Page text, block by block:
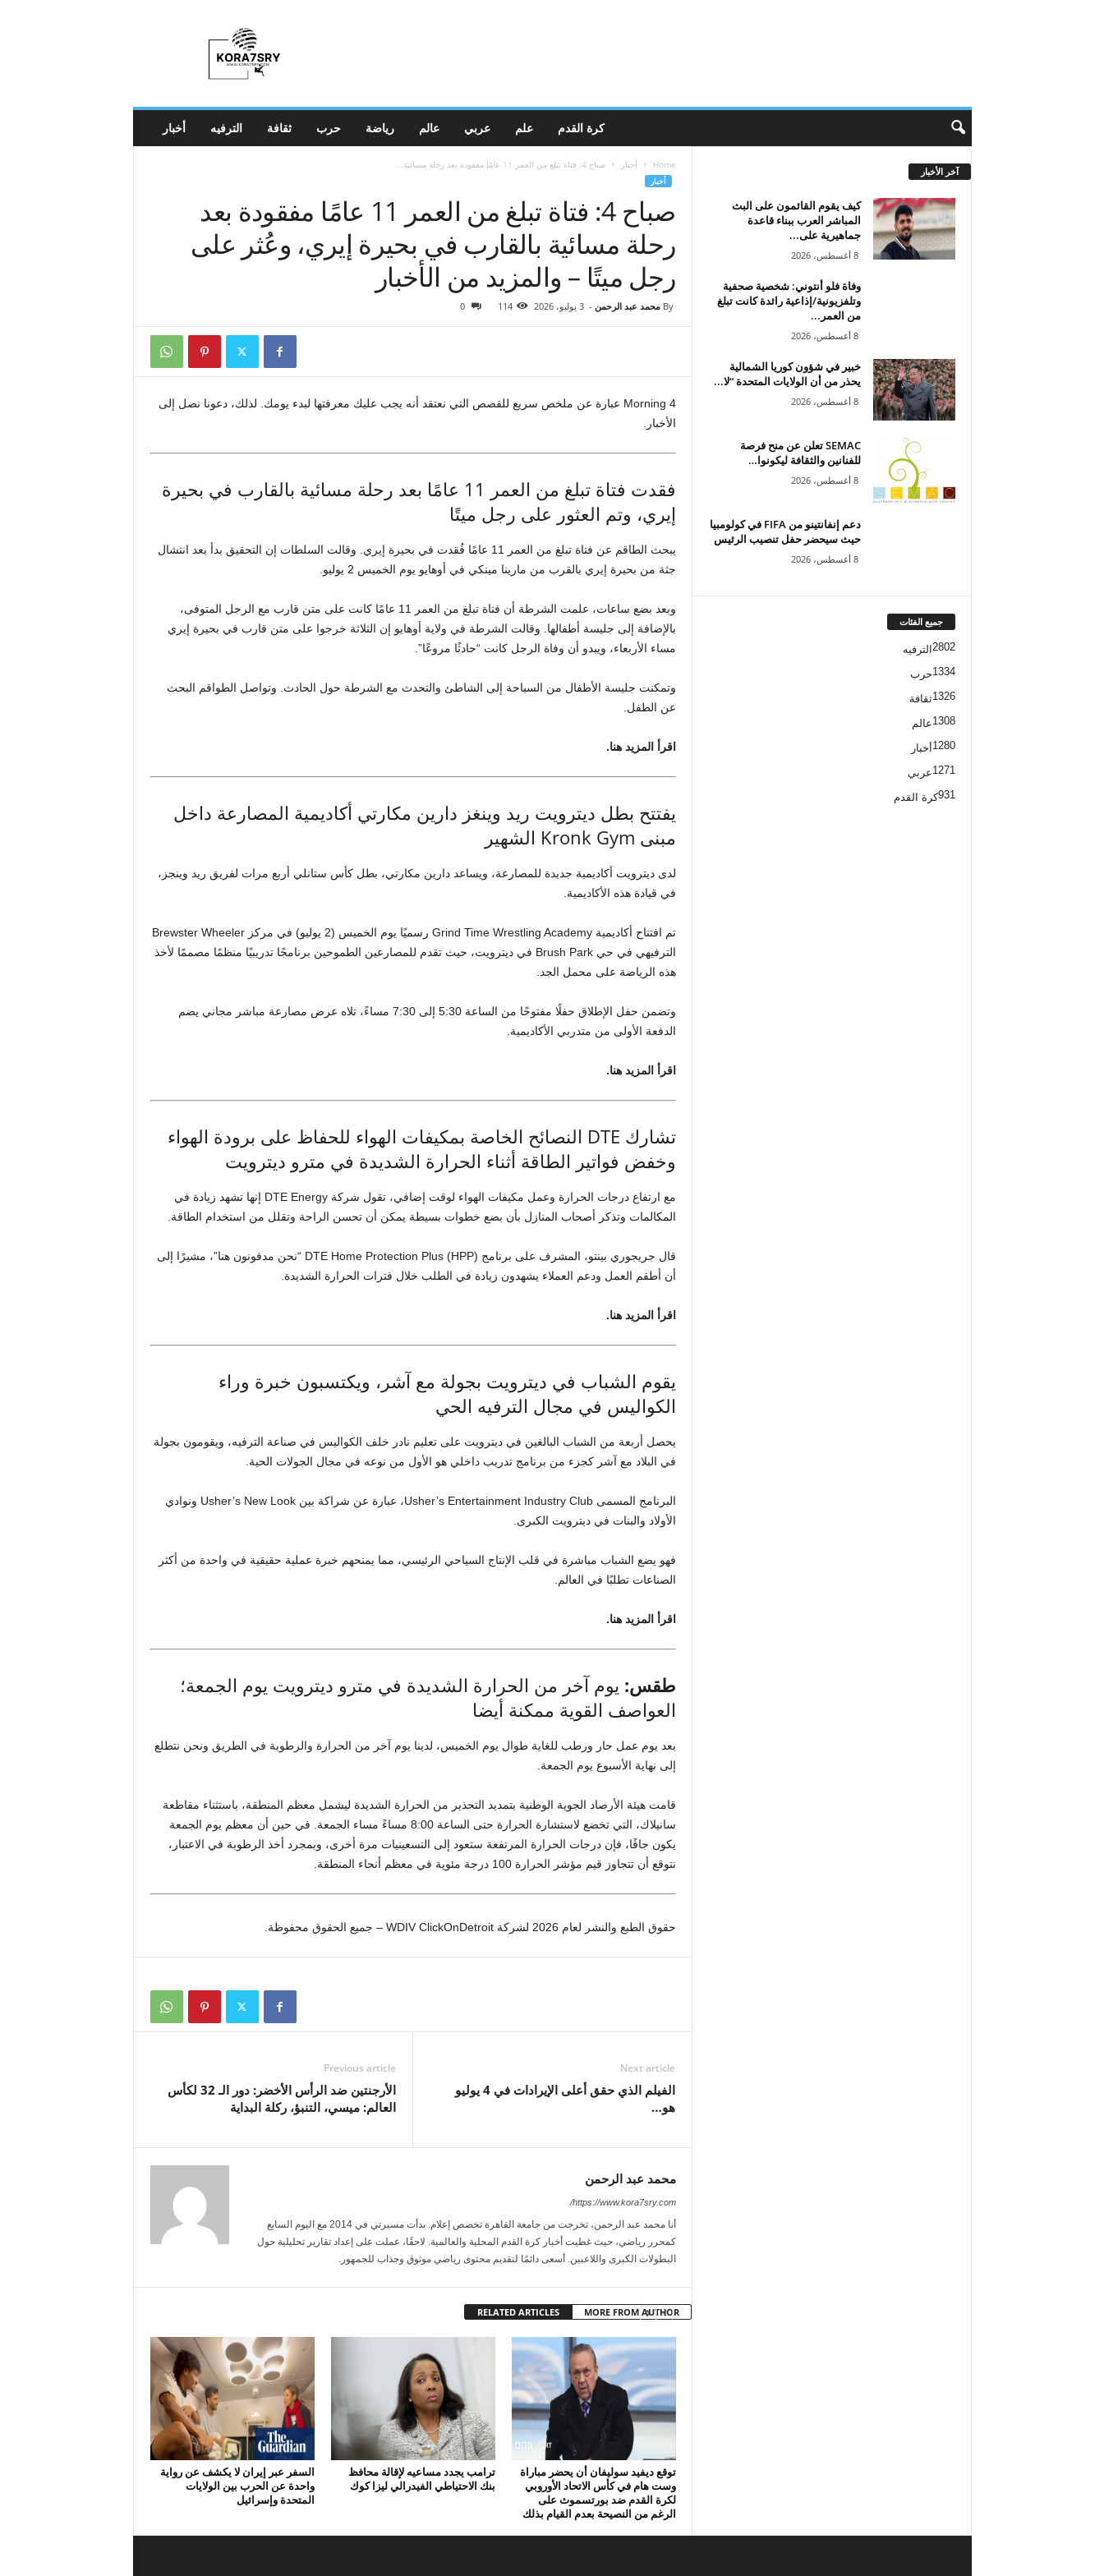
أخبار الترفيه ثقافة حرب رياضة عالم عربي علم كرة القدم
Home أخبار صباح 4: فتاة تبلغ من العمر 11 عامًا مفقودة بعد رحلة مسائية...
أخبار
صباح 4: فتاة تبلغ من العمر 11 عامًا مفقودة بعد
رحلة مسائية بالقارب في بحيرة إيري، وعُثر على
رجل ميتًا – والمزيد من الأخبار
By محمد عبد الرحمن - 3 يوليو، 2026 114
0
Morning 4 عبارة عن ملخص سريع للقصص التي نعتقد أنه يجب عليك معرفتها لبدء يومك. لذلك، دعونا نصل إلى
الأخبار.
فقدت فتاة تبلغ من العمر 11 عامًا بعد رحلة مسائية بالقارب في بحيرة
إيري، وتم العثور على رجل ميتًا
يبحث الطاقم عن فتاة تبلغ من العمر 11 عامًا فُقدت في بحيرة إيري. وقالت السلطات إن التحقيق بدأ بعد انتشال
جثة من بحيرة إيري بالقرب من مارينا مينكي في أوهايو يوم الخميس 2 يوليو.
وبعد بضع ساعات، علمت الشرطة أن فتاة تبلغ من العمر 11 عامًا كانت على متن قارب مع الرجل المتوفى،
بالإضافة إلى جليسة أطفالها. وقالت الشرطة في ولاية أوهايو إن الثلاثة خرجوا على متن قارب في بحيرة إيري
مساء الأربعاء، ويبدو أن وفاة الرجل كانت “حادثًا مروعًا”.
وتمكنت جليسة الأطفال من السباحة إلى الشاطئ والتحدث مع الشرطة حول الحادث. وتواصل الطواقم البحث
عن الطفل.
اقرأ المزيد هنا.
يفتتح بطل ديترويت ريد وينغز دارين مكارتي أكاديمية المصارعة داخل
مبنى Kronk Gym الشهير
لدى ديترويت أكاديمية جديدة للمصارعة، ويساعد دارين مكارتي، بطل كأس ستانلي أربع مرات لفريق ريد وينجز،
في قيادة هذه الأكاديمية.
تم افتتاح أكاديمية Grind Time Wrestling Academy رسميًا يوم الخميس (2 يوليو) في مركز Brewster Wheeler
الترفيهي في حي Brush Park في ديترويت، حيث تقدم للمصارعين الطموحين برنامجًا تدريبيًا منظمًا مصممًا لأخذ
هذه الرياضة على محمل الجد.
وتضمن حفل الإطلاق حفلًا مفتوحًا من الساعة 5:30 إلى 7:30 مساءً، تلاه عرض مصارعة مباشر مجاني يضم
الدفعة الأولى من متدربي الأكاديمية.
اقرأ المزيد هنا.
تشارك DTE النصائح الخاصة بمكيفات الهواء للحفاظ على برودة الهواء
وخفض فواتير الطاقة أثناء الحرارة الشديدة في مترو ديترويت
مع ارتفاع درجات الحرارة وعمل مكيفات الهواء لوقت إضافي، تقول شركة DTE Energy إنها تشهد زيادة في
المكالمات وتذكر أصحاب المنازل بأن بضع خطوات بسيطة يمكن أن تحسن الراحة وتقلل من استخدام الطاقة.
قال جريجوري بينتو، المشرف على برنامج DTE Home Protection Plus (HPP) “نحن مدفونون هنا”، مشيرًا إلى
أن أطقم العمل ودعم العملاء يشهدون زيادة في الطلب خلال فترات الحرارة الشديدة.
اقرأ المزيد هنا.
يقوم الشباب في ديترويت بجولة مع آشر، ويكتسبون خبرة وراء
الكواليس في مجال الترفيه الحي
يحصل أربعة من الشباب البالغين في ديترويت على تعليم نادر خلف الكواليس في صناعة الترفيه، ويقومون بجولة
في البلاد مع آشر كجزء من برنامج تدريب داخلي هو الأول من نوعه في مجال الجولات الحية.
البرنامج المسمى Usher’s Entertainment Industry Club، عبارة عن شراكة بين Usher’s New Look ونوادي
الأولاد والبنات في ديترويت الكبرى.
فهو يضع الشباب مباشرة في قلب الإنتاج السياحي الرئيسي، مما يمنحهم خبرة عملية حقيقية في واحدة من أكثر
الصناعات تطلبًا في العالم.
اقرأ المزيد هنا.
طقس: يوم آخر من الحرارة الشديدة في مترو ديترويت يوم الجمعة؛
العواصف القوية ممكنة أيضا
بعد يوم عمل حار ورطب للغاية طوال يوم الخميس، لدينا يوم آخر من الحرارة والرطوبة في الطريق ونحن نتطلع
إلى نهاية الأسبوع يوم الجمعة.
قامت هيئة الأرصاد الجوية الوطنية بتمديد التحذير من الحرارة الشديدة ليشمل معظم المنطقة، باستثناء مقاطعة
سانيلاك، التي تخضع لاستشارة الحرارة حتى الساعة 8:00 مساءً مساء الجمعة. في حين أن معظم يوم الجمعة
يكون جافًا، فإن درجات الحرارة المرتفعة ستعود إلى التسعينيات مرة أخرى، وبمجرد أخذ الرطوبة في الاعتبار،
نتوقع أن تتجاوز قيم مؤشر الحرارة 100 درجة مئوية في معظم أنحاء المنطقة.
حقوق الطبع والنشر لعام 2026 لشركة WDIV ClickOnDetroit – جميع الحقوق محفوظة.
Previous article
الأرجنتين ضد الرأس الأخضر: دور الـ 32 لكأس
العالم: ميسي، التنبؤ، ركلة البداية
Next article
الفيلم الذي حقق أعلى الإيرادات في 4 يوليو
هو…
محمد عبد الرحمن
https://www.kora7sry.com/
أنا محمد عبد الرحمن، تخرجت من جامعة القاهرة تخصص إعلام. بدأت مسيرتي في 2014 مع اليوم السابع
كمحرر رياضي، حيث غطيت أخبار كرة القدم المحلية والعالمية. لاحقًا، عملت على إعداد تقارير تحليلية حول
البطولات الكبرى واللاعبين. أسعى دائمًا لتقديم محتوى رياضي موثوق وجذاب للجمهور.
RELATED ARTICLES MORE FROM AUTHOR
السفر عبر إيران لا يكشف عن رواية
واحدة عن الحرب بين الولايات
المتحدة وإسرائيل
ترامب يجدد مساعيه لإقالة محافظ
بنك الاحتياطي الفيدرالي ليزا كوك
توقع ديفيد سوليفان أن يحضر مباراة
وست هام في كأس الاتحاد الأوروبي
لكرة القدم ضد بورتسموث على
الرغم من النصيحة بعدم القيام بذلك
آخر الأخبار
كيف يقوم القائمون على البث
المباشر العرب ببناء قاعدة
جماهيرية على...
8 أغسطس، 2026
وفاة فلو أنتوني: شخصية صحفية
وتلفزيونية/إذاعية رائدة كانت تبلغ
من العمر...
8 أغسطس، 2026
خبير في شؤون كوريا الشمالية
يحذر من أن الولايات المتحدة “لا...
8 أغسطس، 2026
SEMAC تعلن عن منح فرصة
للفنانين والثقافة ليكونوا…
8 أغسطس، 2026
دعم إنفانتينو من FIFA في كولومبيا
حيث سيحضر حفل تنصيب الرئيس
8 أغسطس، 2026
جميع الفئات
الترفيه 2802
حرب1334
ثقافة1326
عالم1308
أخبار 1280
عربي1271
كرة القدم931